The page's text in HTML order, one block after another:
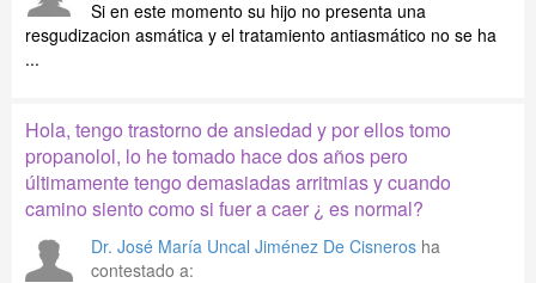
Si en este momento su hijo no presenta una
resgudizacion asmática y el tratamiento antiasmático no se ha
...
Hola, tengo trastorno de ansiedad y por ellos tomo
propanolol, lo he tomado hace dos años pero
últimamente tengo demasiadas arritmias y cuando
camino siento como si fuer a caer ¿ es normal?
Dr. José María Uncal Jiménez De Cisneros ha
contestado a: